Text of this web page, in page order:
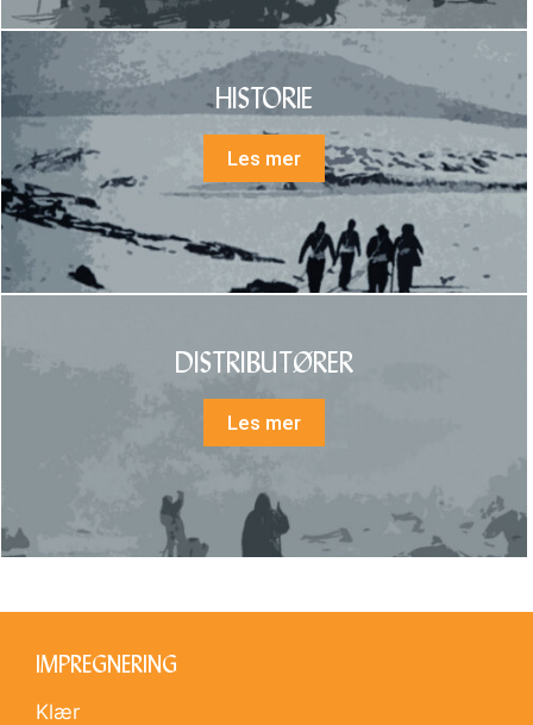
HISTORIE
Les mer
DISTRIBUTØRER
Les mer
IMPREGNERING
Klær